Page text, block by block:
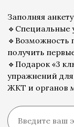
Заполняя
🔹Специальные
🔹Возможность
получить
🔹Подарок «3
упражнений для
ЖКТ и органов